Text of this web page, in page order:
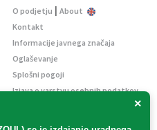
×
O podjetju | About
Kontakt
Informacije javnega značaja
Oglaševanje
Splošni pogoji
Izjava o varstvu osebnih podatkov